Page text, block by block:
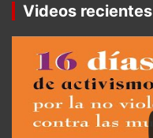
Videos recientes